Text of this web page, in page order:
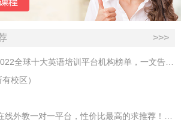
>>>
【16万人的经验贴】2022全球十大英语培训平台机构榜单，一文告诉你
校区）
【吐血整理】2026年在线外教一对一平台，性价比最高的求推荐！哪家效果好？